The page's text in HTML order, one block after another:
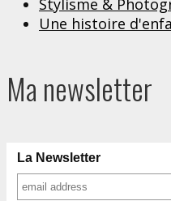
Stylisme &
Une histoire
Ma newsletter
La Newsletter